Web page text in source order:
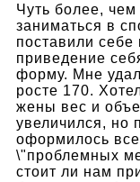
Чуть более,
заниматься в
поставили
приведение
форму. Мне
росте 170.
жены вес и
увеличился, но
оформилось
\"проблемных
стоит ли нам